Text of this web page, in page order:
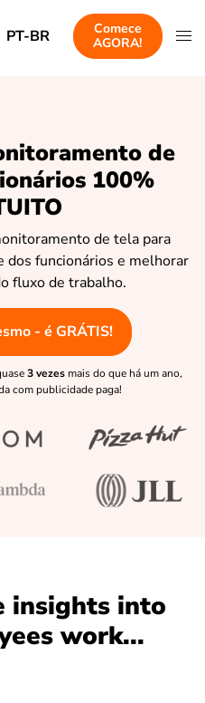
PT-BR
Comece
AGORA!
de
100%
de tela para
dos funcionários e melhorar
fluxo de trabalho.
- é GRÁTIS!
3 vezes mais do que há um ano,
com publicidade paga!
insights into
work...